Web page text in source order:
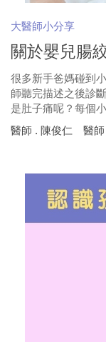
大醫師小分享
關於嬰兒腸
很多新手爸媽碰到
師聽完描述之後診
是肚子痛呢？每個
醫師 . 陳俊仁 醫師